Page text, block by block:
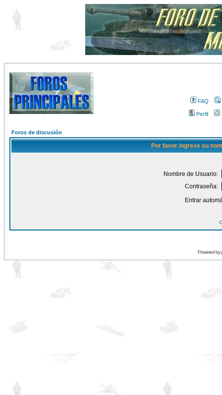
FAQ
Perfil
Foros de discusión
Por favor ingrese su
Nombre de Usuario:
Contraseña:
Entrar
Powered by